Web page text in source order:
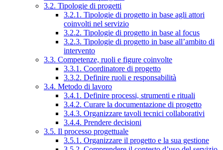
3.2. Tipologie di progetti
3.2.1. Tipologie di progetto in base agli attori
coinvolti nel servizio
3.2.2. Tipologie di progetto in base al focus
3.2.3. Tipologie di progetto in base all’ambito di
intervento
3.3. Competenze, ruoli e figure coinvolte
3.3.1. Coordinatore di progetto
3.3.2. Definire ruoli e responsabilità
3.4. Metodo di lavoro
3.4.1. Definire processi, strumenti e rituali
3.4.2. Curare la documentazione di progetto
3.4.3. Organizzare tavoli tecnici collaborativi
3.4.4. Prendere decisioni
3.5. Il processo progettuale
3.5.1. Organizzare il progetto e la sua gestione